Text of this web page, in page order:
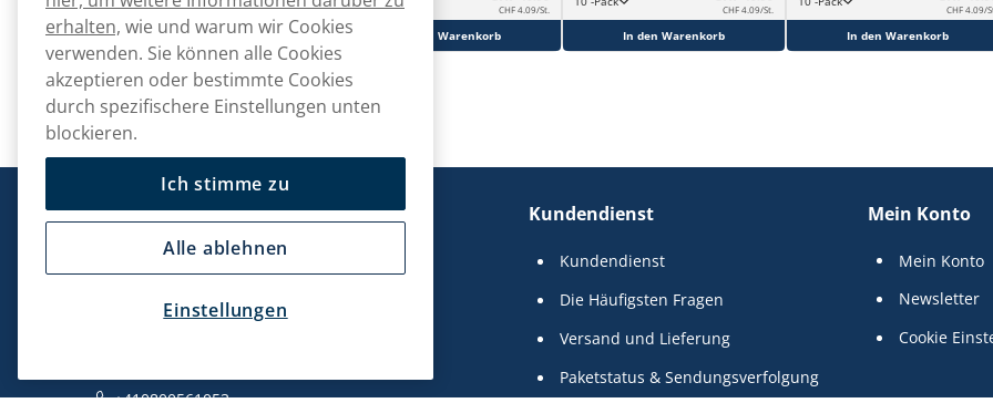
CHF 4.09/St.
In den Warenkorb
CHF 4.09/St.
In den Warenkorb
CHF 4.09/St.
In den Warenkorb
CHF 4.09/
In den Warenkorb
Snusmarkt Kundendienst
Kundendienst
Die Häufigsten Fragen
Versand und Lieferung
Paketstatus & Sendungsverfolgung
Mein Konto
Mein Konto
Newsletter
Cookie
erhalten, wie und warum wir Cookies
verwenden. Sie können alle Cookies
akzeptieren oder bestimmte Cookies
durch spezifischere Einstellungen unten
blockieren.
Ich stimme zu
Alle ablehnen
Einstellungen